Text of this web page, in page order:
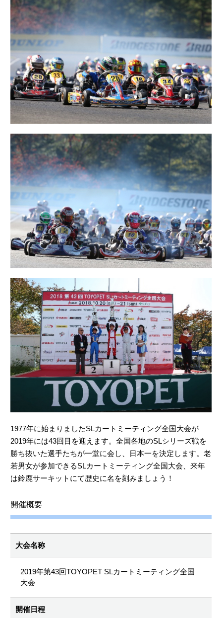
1977年に始まりましたSLカートミーティング全国大会が
2019年には43回目を迎えます。全国各地のSLシリーズ戦を
勝ち抜いた選手たちが一堂に会し、日本一を決定します。老
若男女が参加できるSLカートミーティング全国大会、来年
は鈴鹿サーキットにて歴史に名を刻みましょう！
開催概要
大会名称
2019年第43回TOYOPET SLカートミーティング全国
大会
開催日程